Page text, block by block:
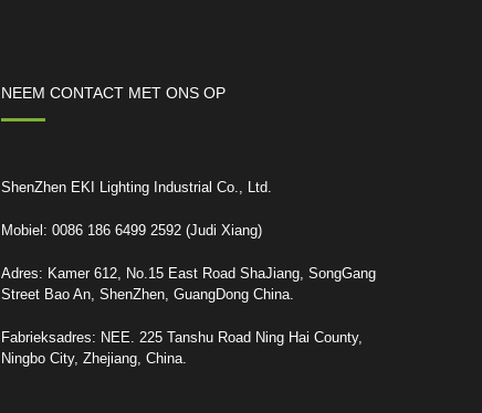
NEEM CONTACT MET ONS OP
ShenZhen EKI Lighting Industrial Co., Ltd.
Mobiel: 0086 186 6499 2592 (Judi Xiang)
Adres: Kamer 612, No.15 East Road ShaJiang, SongGang
Street Bao An, ShenZhen, GuangDong China.
Fabrieksadres: NEE. 225 Tanshu Road Ning Hai County,
Ningbo City, Zhejiang, China.